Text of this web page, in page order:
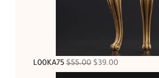
L00KA75 $55.00 $39.00